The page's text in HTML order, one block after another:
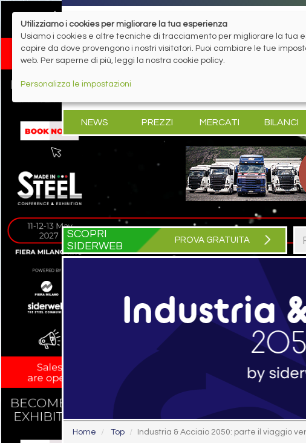
NEWS PREZZI MERCATI BILANCI
SCOPRI
SIDERWEB
PROVA GRATUITA
Home Top Industria & Acciaio 2050: parte il viaggio
Utilizziamo i cookies per migliorare la tua esperienza
Usiamo i cookies e altre tecniche di tracciamento per migliorare la tua
capire da dove provengono i nostri visitatori. Puoi cambiare le tue
web. Per saperne di più, leggi la nostra cookie policy.
Personalizza le impostazioni